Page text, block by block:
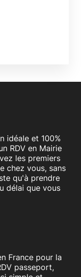
idéale et 100%
RDV en Mairie
les premiers
chez vous, sans
qu'à prendre
délai que vous
France pour la
passeport,